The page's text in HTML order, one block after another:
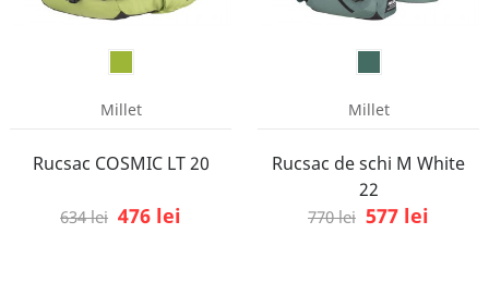
Millet
Rucsac COSMIC LT 20
634 lei 476 lei
Millet
Rucsac de schi M White
22
770 lei 577 lei